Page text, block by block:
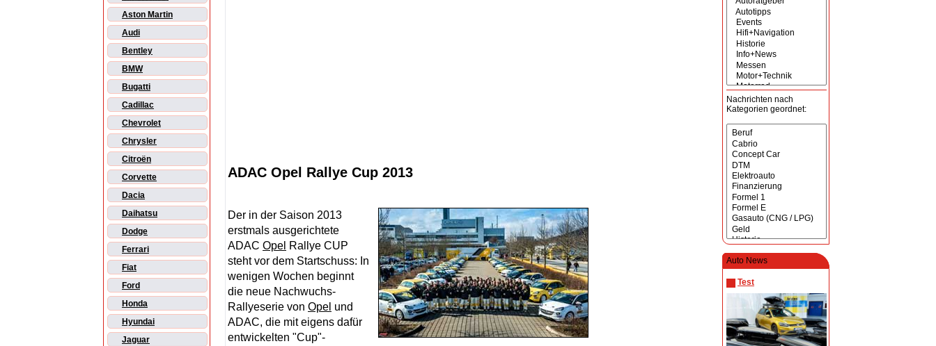
Aston Martin
Audi
Bentley
BMW
Bugatti
Cadillac
Chevrolet
Chrysler
Citroën
Corvette
Dacia
Daihatsu
Dodge
Ferrari
Fiat
Ford
Honda
Hyundai
Jaguar
Nachrichten nach
Kategorien geordnet:
Auto News
Test
ADAC Opel Rallye Cup 2013
Der in der Saison 2013
erstmals ausgerichtete
ADAC Opel Rallye CUP
steht vor dem Startschuss: In
wenigen Wochen beginnt
die neue Nachwuchs-
Rallyeserie von Opel und
ADAC, die mit eigens dafür
entwickelten "Cup"-